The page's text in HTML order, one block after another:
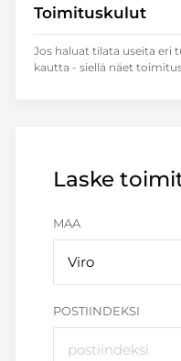
Laske
MAA
Viro
POSTIINDEKSI
Toimituskulut
Jos haluat tilata useita eri
kautta - siellä näet